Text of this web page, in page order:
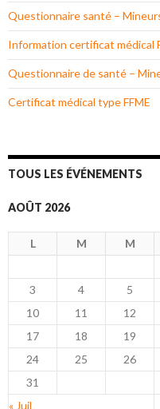
Questionnaire santé –
Information certificat médical
Questionnaire de santé –
Certificat médical type FFME
TOUS LES ÉVÉNEMENTS
AOÛT 2026
L M M
3
4 5
10
11 12
17
18 19
24
25 26
31
« Juil